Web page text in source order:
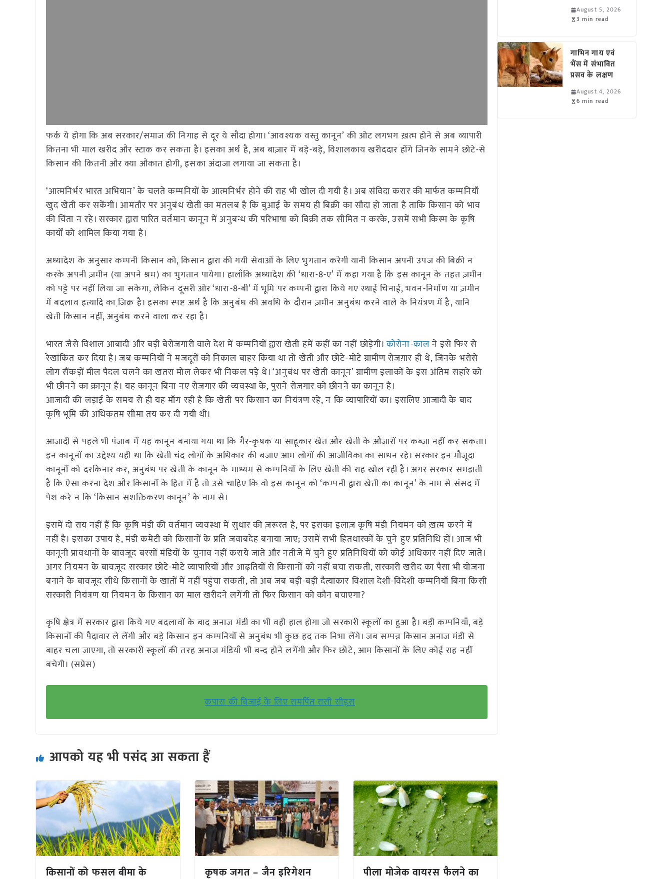
फर्क ये होगा कि अब सरकार/समाज की निगाह से दूर ये सौदा होगा। ‘आवश्यक वस्तु कानून’ की ओट लगभग ख़त्म होने से अब व्यापारी
कितना भी माल खरीद और स्टाक कर सकता है। इसका अर्थ है, अब बाज़ार में बड़े-बड़े, विशालकाय खरीददार होंगे जिनके सामने छोटे-से
किसान की कितनी और क्या औकात होगी, इसका अंदाजा लगाया जा सकता है।
‘आत्मनिर्भर भारत अभियान’ के चलते कम्पनियों के आत्मनिर्भर होने की राह भी खोल दी गयी है। अब संविदा करार की मार्फत कम्पनियाँ
खुद खेती कर सकेंगी। आमतौर पर अनुबंध खेती का मतलब है कि बुआई के समय ही बिक्री का सौदा हो जाता है ताकि किसान को भाव
की चिंता न रहे। सरकार द्वारा पारित वर्तमान कानून में अनुबन्ध की परिभाषा को बिक्री तक सीमित न करके, उसमें सभी किस्म के कृषि
कार्यों को शामिल किया गया है।
अध्यादेश के अनुसार कम्पनी किसान को, किसान द्वारा की गयी सेवाओं के लिए भुगतान करेगी यानी किसान अपनी उपज की बिक्री न
करके अपनी ज़मीन (या अपने श्रम) का भुगतान पायेगा। हालाँकि अध्यादेश की ‘धारा-8-ए’ में कहा गया है कि इस कानून के तहत ज़मीन
को पट्टे पर नहीं लिया जा सकेगा, लेकिन दूसरी ओर ‘धारा-8-बी’ में भूमि पर कम्पनी द्वारा किये गए स्थाई चिनाई, भवन-निर्माण या ज़मीन
में बदलाव इत्यादि का जि़क्र है। इसका स्पष्ट अर्थ है कि अनुबंध की अवधि के दौरान ज़मीन अनुबंध करने वाले के नियंत्रण में है, यानि
खेती किसान नहीं, अनुबंध करने वाला कर रहा है।
भारत जैसे विशाल आबादी और बड़ी बेरोजगारी वाले देश में कम्पनियों द्वारा खेती हमें कहीं का नहीं छोड़ेगी।कोरोना-कालने इसे फिर से
रेखांकित कर दिया है। जब कम्पनियों ने मजदूरों को निकाल बाहर किया था तो खेती और छोटे-मोटे ग्रामीण रोजग़ार ही थे, जिनके भरोसे
लोग सैंकड़ों मील पैदल चलने का खतरा मोल लेकर भी निकल पड़े थे। ‘अनुबंध पर खेती कानून’ ग्रामीण इलाकों के इस अंतिम सहारे को
भी छीनने का क़ानून है। यह कानून बिना नए रोजगार की व्यवस्था के, पुराने रोजगार को छीनने का कानून है।
आजादी की लड़ाई के समय से ही यह माँग रही है कि खेती पर किसान का नियंत्रण रहे, न कि व्यापारियों का। इसलिए आजादी के बाद
कृषि भूमि की अधिकतम सीमा तय कर दी गयी थी।
आजादी से पहले भी पंजाब में यह कानून बनाया गया था कि गैर-कृषक या साहूकार खेत और खेती के औजारों पर कब्जा नहीं कर सकता।
इन कानूनों का उद्देश्य यही था कि खेती चंद लोगों के अधिकार की बजाए आम लोगों की आजीविका का साधन रहे। सरकार इन मौजूदा
कानूनों को दरकिनार कर, अनुबंध पर खेती के कानून के माध्यम से कम्पनियों के लिए खेती की राह खोल रही है। अगर सरकार समझती
है कि ऐसा करना देश और किसानों के हित में है तो उसे चाहिए कि वो इस कानून को ‘कम्पनी द्वारा खेती का कानून’ के नाम से संसद में
पेश करे न कि ‘किसान सशक्तिकरण कानून’ के नाम से।
इसमें दो राय नहीं हैं कि कृषि मंडी की वर्तमान व्यवस्था में सुधार की ज़रूरत है, पर इसका इलाज़ कृषि मंडी नियमन को ख़त्म करने में
नहीं है। इसका उपाय है, मंडी कमेटी को किसानों के प्रति जवाबदेह बनाया जाए; उसमें सभी हितधारकों के चुने हुए प्रतिनिधि हों। आज भी
कानूनी प्रावधानों के बावजूद बरसों मंडियों के चुनाव नहीं कराये जाते और नतीजे में चुने हुए प्रतिनिधियों को कोई अधिकार नहीं दिए जाते।
अगर नियमन के बावज़ूद सरकार छोटे-मोटे व्यापारियों और आढ़तियों से किसानों को नहीं बचा सकती, सरकारी खरीद का पैसा भी योजना
बनाने के बावजूद सीधे किसानों के खातों में नहीं पहुंचा सकती, तो अब जब बड़ी-बड़ी दैत्याकार विशाल देशी-विदेशी कम्पनियाँ बिना किसी
सरकारी नियंत्रण या नियमन के किसान का माल खरीदने लगेंगी तो फिर किसान को कौन बचाएगा?
कृषि क्षेत्र में सरकार द्वारा किये गए बदलावों के बाद अनाज मंडी का भी वही हाल होगा जो सरकारी स्कूलों का हुआ है। बड़ी कम्पनियाँ, बड़े
किसानों की पैदावार ले लेंगी और बड़े किसान इन कम्पनियों से अनुबंध भी कुछ हद तक निभा लेंगे। जब सम्पन्न किसान अनाज मंडी से
बाहर चला जाएगा, तो सरकारी स्कूलों की तरह अनाज मंडियाँ भी बन्द होने लगेंगी और फिर छोटे, आम किसानों के लिए कोई राह नहीं
बचेगी। (सप्रेस)
कपास की बिजाई के लिए समर्पित रासी सीड्स
आपको यह भी पसंद आ सकता हैं
किसानों को फसल बीमा के कृषक जगत – जैन इरिगेशन पीला मोजेक वायरस फैलने का
August 5, 2026
3 min read
गाभिन गाय एवं
भैंस में संभावित
प्रसव के लक्षण
August 4, 2026
6 min read